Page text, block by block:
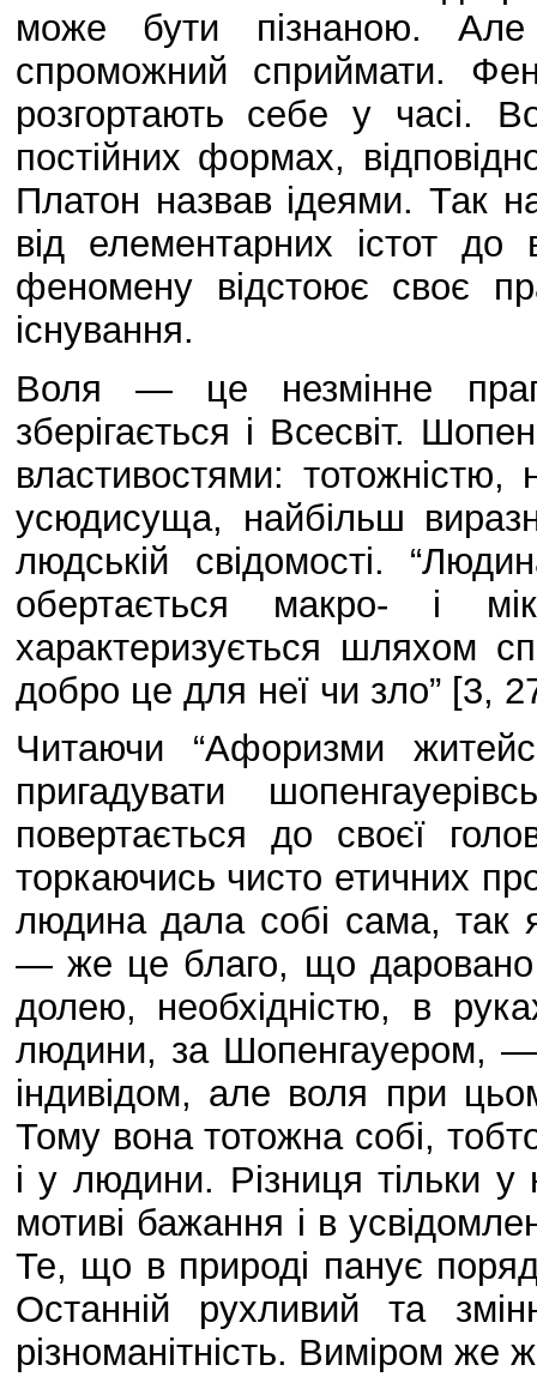
може бути пізнаною. Але
спроможний сприймати.
розгортають себе у часі.
постійних формах,
Платон назвав ідеями. Так
від елементарних істот до
феномену відстоює своє
існування.
Воля — це незмінне
зберігається і Всесвіт.
властивостями:
усюдисуща, найбільш
людській свідомості.
обертається макро- і
характеризується шляхом
добро це для неї чи зло” [3,
Читаючи “Афоризми
пригадувати
повертається до своєї
торкаючись чисто етичних
людина дала собі сама,
— же це благо, що даровано
долею, необхідністю, в
людини, за Шопенгауером, —
індивідом, але воля при
Тому вона тотожна собі,
і у людини. Різниця тільки
мотиві бажання і в
Те, що в природі панує
Останній рухливий та
різноманітність. Виміром